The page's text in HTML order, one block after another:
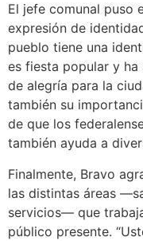
El jefe comunal puso
expresión de
pueblo tiene una
es fiesta popular y
de alegría para la
también su
de que los
también ayuda a
Finalmente, Bravo
las distintas áreas
servicios— que
público presente.